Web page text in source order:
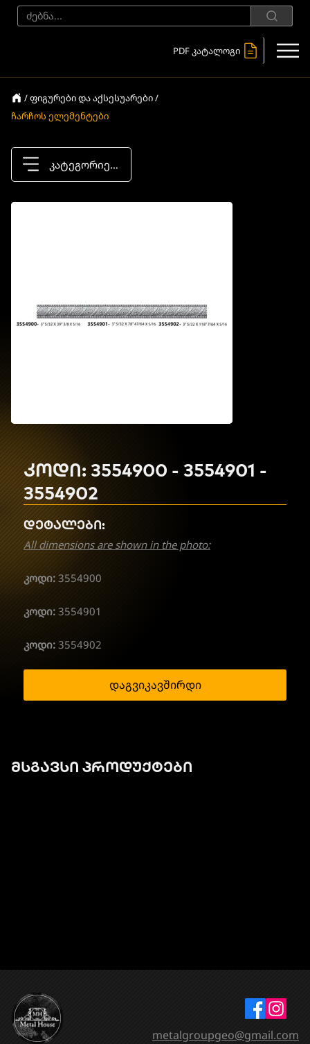
PDF კატალოგი
/ ფიგურები და აქსესუარები /
ჩარჩოს ელემენტები
კატეგორიები
კოდი: 3554900 - 3554901 -
3554902
დეტალები:
All dimensions are shown in the photo:
კოდი: 3554900
კოდი: 3554901
კოდი: 3554902
დაგვიკავშირდი
მსგავსი პროდუქტები
metalgroupgeo@gmail.com